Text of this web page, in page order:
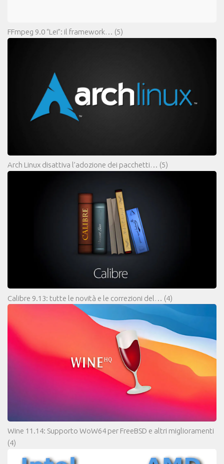
FFmpeg 9.0 “Lei”: il framework… (5)
Arch Linux disattiva l’adozione dei pacchetti… (5)
Calibre 9.13: tutte le novità e le correzioni del… (4)
Wine 11.14: Supporto WoW64 per FreeBSD e altri miglioramenti
(4)